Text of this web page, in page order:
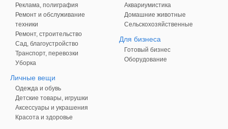
Реклама, полиграфия
Ремонт и обслуживание
техники
Ремонт, строительство
Сад, благоустройство
Транспорт, перевозки
Уборка
Личные вещи
Одежда и обувь
Детские товары, игрушки
Аксессуары и украшения
Красота и здоровье
Аквариумистика
Домашние животные
Сельскохозяйственные
Для бизнеса
Готовый бизнес
Оборудование